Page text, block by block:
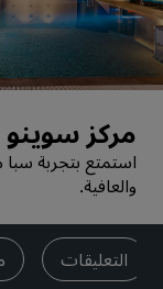
مركز سوينو
استمتع بتجربة
والعافية.
التعليقات